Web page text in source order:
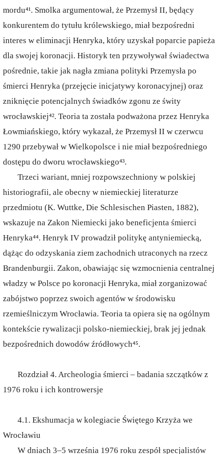
mordu⁴¹. Smolka argumentował, że Przemysł II, będący
konkurentem do tytułu królewskiego, miał bezpośredni
interes w eliminacji Henryka, który uzyskał poparcie papieża
dla swojej koronacji. Historyk ten przywoływał świadectwa
pośrednie, takie jak nagła zmiana polityki Przemysła po
śmierci Henryka (przejęcie inicjatywy koronacyjnej) oraz
zniknięcie potencjalnych świadków zgonu ze świty
wrocławskiej⁴². Teoria ta została podważona przez Henryka
Łowmiańskiego, który wykazał, że Przemysł II w czerwcu
1290 przebywał w Wielkopolsce i nie miał bezpośredniego
dostępu do dworu wrocławskiego⁴³.
Trzeci wariant, mniej rozpowszechniony w polskiej
historiografii, ale obecny w niemieckiej literaturze
przedmiotu (K. Wuttke, Die Schlesischen Piasten, 1882),
wskazuje na Zakon Niemiecki jako beneficjenta śmierci
Henryka⁴⁴. Henryk IV prowadził politykę antyniemiecką,
dążąc do odzyskania ziem zachodnich utraconych na rzecz
Brandenburgii. Zakon, obawiając się wzmocnienia centralnej
władzy w Polsce po koronacji Henryka, miał zorganizować
zabójstwo poprzez swoich agentów w środowisku
rzemieślniczym Wrocławia. Teoria ta opiera się na ogólnym
kontekście rywalizacji polsko-niemieckiej, brak jej jednak
bezpośrednich dowodów źródłowych⁴⁵.
Rozdział 4. Archeologia śmierci – badania szczątków z
1976 roku i ich kontrowersje
4.1. Ekshumacja w kolegiacie Świętego Krzyża we
Wrocławiu
W dniach 3–5 września 1976 roku zespół specjalistów